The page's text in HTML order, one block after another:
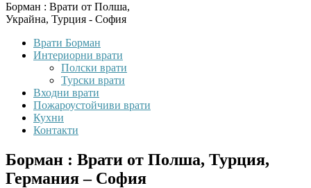
Борман : Врати от Полша,
Украйна, Турция - София
Врати Борман
Интериорни врати
Полски врати
Турски врати
Входни врати
Пожароустойчиви врати
Кухни
Контакти
Борман : Врати от Полша, Турция,
Германия – София